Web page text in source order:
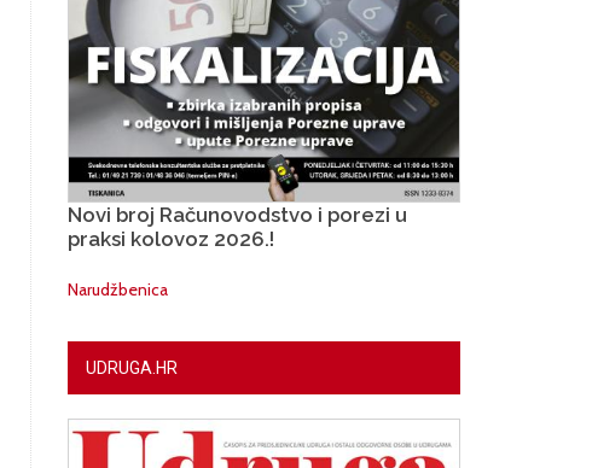
Novi broj Računovodstvo i porezi u
praksi kolovoz 2026.!
Narudžbenica
UDRUGA.HR